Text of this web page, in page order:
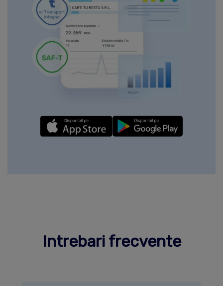
Intrebari frecvente